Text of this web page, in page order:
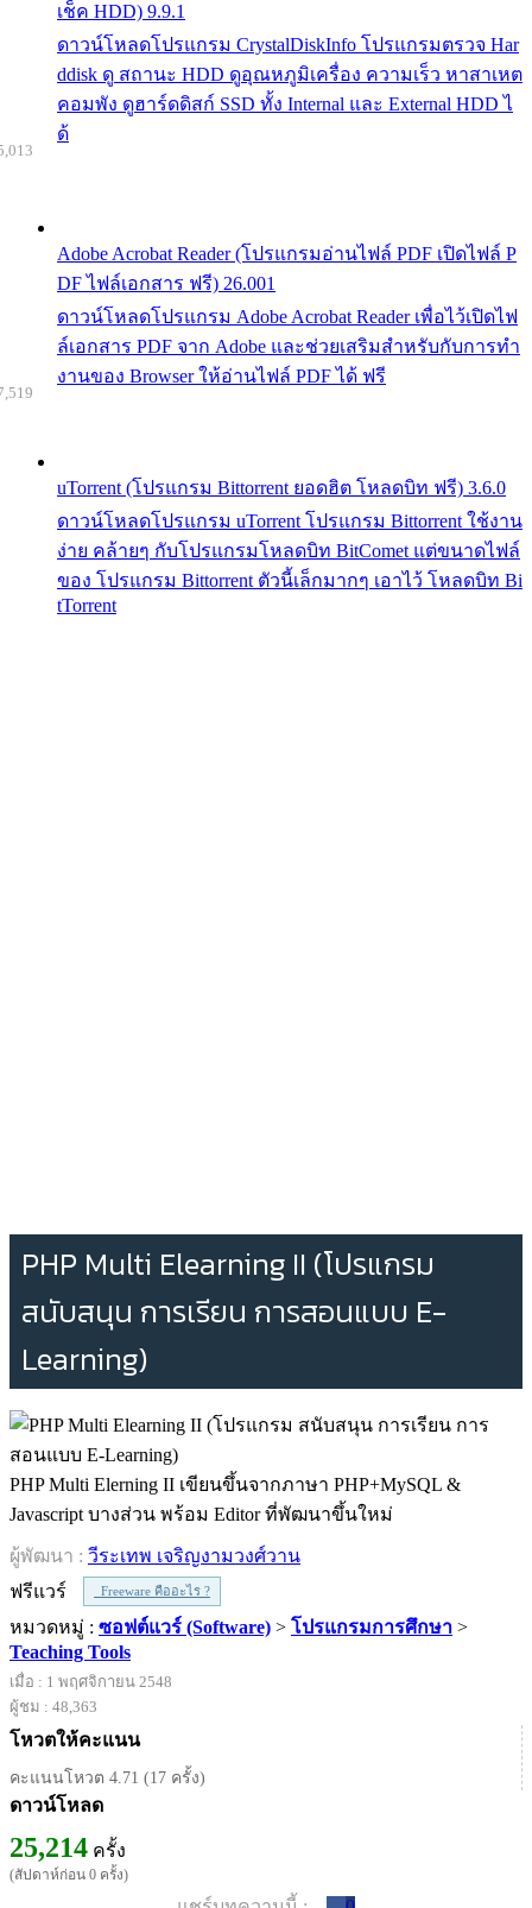
เช็ค HDD) 9.9.1
ดาวน์โหลดโปรแกรม CrystalDiskInfo โปรแกรมตรวจ Har
ddisk ดู สถานะ HDD ดูอุณหภูมิเครื่อง ความเร็ว หาสาเหต
คอมพัง ดูฮาร์ดดิสก์ SSD ทั้ง Internal และ External HDD ไ
ด้
Adobe Acrobat Reader (โปรแกรมอ่านไฟล์ PDF เปิดไฟล์ P
DF ไฟล์เอกสาร ฟรี) 26.001
ดาวน์โหลดโปรแกรม Adobe Acrobat Reader เพื่อไว้เปิดไฟ
ล์เอกสาร PDF จาก Adobe และช่วยเสริมสำหรับกับการทำ
งานของ Browser ให้อ่านไฟล์ PDF ได้ ฟรี
uTorrent (โปรแกรม Bittorrent ยอดฮิต โหลดบิท ฟรี) 3.6.0
ดาวน์โหลดโปรแกรม uTorrent โปรแกรม Bittorrent ใช้งาน
ง่าย คล้ายๆ กับโปรแกรมโหลดบิท BitComet แต่ขนาดไฟล์
ของ โปรแกรม Bittorrent ตัวนี้เล็กมากๆ เอาไว้ โหลดบิท Bi
tTorrent
PHP Multi Elearning II (โปรแกรม
สนับสนุน การเรียน การสอนแบบ E-
Learning)
PHP Multi Elerning II เขียนขึ้นจากภาษา PHP+MySQL &
Javascript บางส่วน พร้อม Editor ที่พัฒนาขึ้นใหม่
ผู้พัฒนา : วีระเทพ เจริญงามวงศ์วาน
ฟรีแวร์
Freeware คืออะไร ?
หมวดหมู่ : ซอฟต์แวร์ (Software) > โปรแกรมการศึกษา >
Teaching Tools
เมื่อ : 1 พฤศจิกายน 2548
ผู้ชม : 48,363
โหวตให้คะแนน
คะแนนโหวต 4.71 (17 ครั้ง)
ดาวน์โหลด
25,214 ครั้ง
(สัปดาห์ก่อน 0 ครั้ง)